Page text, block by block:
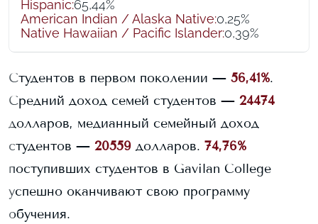
Hispanic:65,44%
American Indian / Alaska Native:0,25%
Native Hawaiian / Pacific Islander:0,39%
Студентов в первом поколении — 56,41%.
Средний доход семей студентов — 24474
долларов, медианный семейный доход
студентов — 20559 долларов. 74,76%
поступивших студентов в Gavilan College
успешно оканчивают свою программу
обучения.